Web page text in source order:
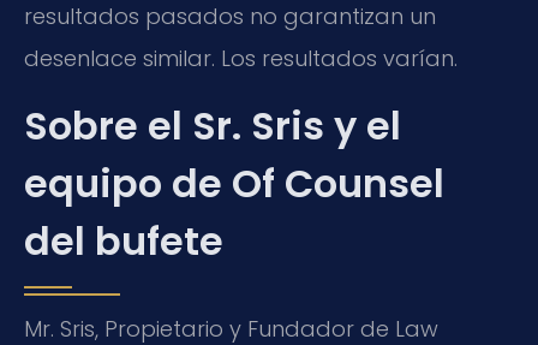
resultados pasados no garantizan un
desenlace similar. Los resultados varían.
Sobre el Sr. Sris y el
equipo de Of Counsel
del bufete
Mr. Sris, Propietario y Fundador de Law